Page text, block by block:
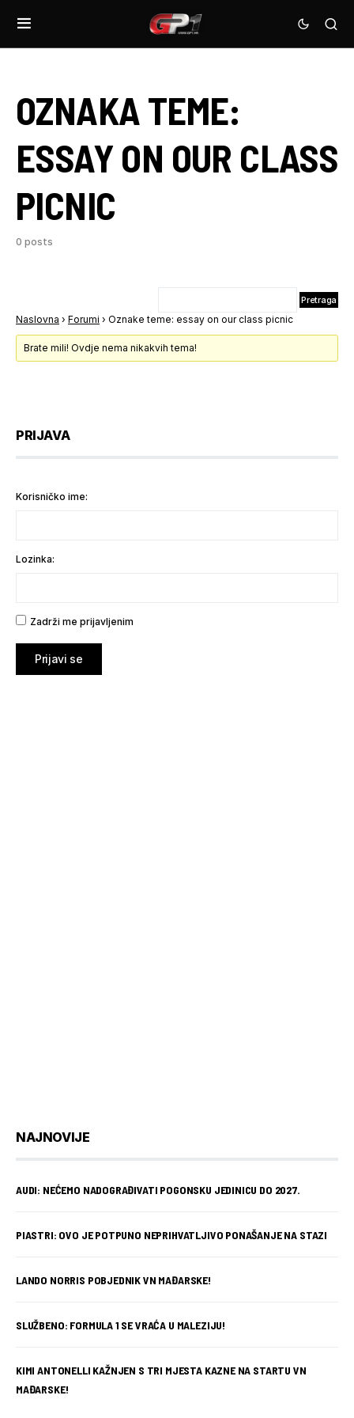
OZNAKA TEME:
ESSAY ON OUR CLASS
PICNIC
0 posts
Naslovna › Forumi › Oznake teme: essay on our class picnic
Brate mili! Ovdje nema nikakvih tema!
PRIJAVA
Korisničko ime:
Lozinka:
Zadrži me prijavljenim
Prijavi se
NAJNOVIJE
AUDI: NEĆEMO NADOGRAĐIVATI POGONSKU JEDINICU DO 2027.
PIASTRI: OVO JE POTPUNO NEPRIHVATLJIVO PONAŠANJE NA STAZI
LANDO NORRIS POBJEDNIK VN MAĐARSKE!
SLUŽBENO: FORMULA 1 SE VRAĆA U MALEZIJU!
KIMI ANTONELLI KAŽNJEN S TRI MJESTA KAZNE NA STARTU VN
MAĐARSKE!